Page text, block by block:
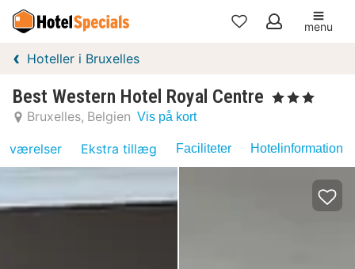
Mine
menu
Hoteller i Bruxelles
Best Western Hotel Royal Centre , 3 Stjerner
Bruxelles Belgien Vis på kort
værelser Ekstra tillæg Faciliteter Hotelinformation